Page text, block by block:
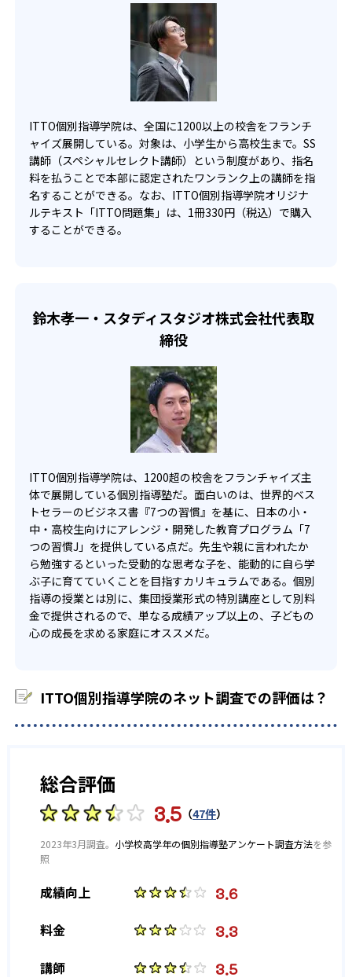
で、質の高い講師を選ぶことも可能。授業時間は、50分、
80分、100分と3種類から選択可能で、子どもの集中力に応
じて時間も選択できる。
小学生、中学生、高校生それぞれ、国数英理社の5科目対応
しているのが魅力的。
02
重要問題をピックアップしたオリジナル模試で
苦手な単元を克服
単元別に用意されたオリジナル模試を毎月繰り返すこと
で、知識の定着を図る。ITTO個別指導学院で学び、家で覚
えて、ITTO模試で確認する流れである。
が可能。
また、わからないところがある場合でも、「マンツーマン
+plus10」が用意されている。マンツーマン+plus10は、通
常の授業で理解できなかったところを追加で授業できるチ
ケットである。自分の苦手な単元などはこのチケットで先
生にいつでも質問できる。授業内容がわからないまま進む
高校生
苦手な単元をじっくり勉強したい人向け
高校生では、自分の希望に応じたカリキュラムを作れるの
が強みである。きめ細やかなカリキュラムを作成すること
また、完全な1対1を希望する方にもおすすめ。別途料金は
かかるが、講師を選択することも可能なので、気に入った
講師とともに学んでいくことも可能。
ITTO個別指導学院は、全国に1200以上の校舎をフランチ
ャイズ展開している。対象は、小学生から高校生まで。SS
講師（スペシャルセレクト講師）という制度があり、指名
料を払うことで本部に認定されたワンランク上の講師を指
名することができる。なお、ITTO個別指導学院オリジナ
ルテキスト「ITTO問題集」は、1冊330円（税込）で購入
することができる。
鈴木孝一・スタディスタジオ株式会社代表取
締役
ITTO個別指導学院は、1200超の校舎をフランチャイズ主
体で展開している個別指導塾だ。面白いのは、世界的ベス
トセラーのビジネス書『7つの習慣』を基に、日本の小・
中・高校生向けにアレンジ・開発した教育プログラム「7
つの習慣J」を提供している点だ。先生や親に言われたか
ら勉強するといった受動的な思考な子を、能動的に自ら学
ぶ子に育てていくことを目指すカリキュラムである。個別
指導の授業とは別に、集団授業形式の特別講座として別料
金で提供されるので、単なる成績アップ以上の、子どもの
心の成長を求める家庭にオススメだ。
ITTO個別指導学院のネット調査での評価は？
総合評価
3.5 （47件）
2023年3月調査。 小学校高学年の個別指導塾アンケート調査方法を参
照
成績向上 3.6
料金 3.3
講師 3.5